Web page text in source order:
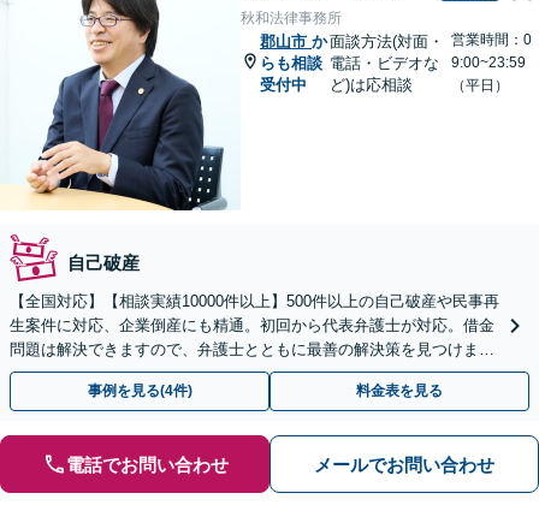
秋和法律事務所
郡山市 か
らも相談
受付中
面談方法(対面・
電話・ビデオな
ど)は応相談
営業時間：0
9:00~23:59
（平日）
自己破産
【全国対応】【相談実績10000件以上】500件以上の自己破産や民事再
生案件に対応、企業倒産にも精通。初回から代表弁護士が対応。借金
問題は解決できますので、弁護士とともに最善の解決策を見つけまし
ょう【初回相談無料】【法テラス利用可】
事例を見る(4件) 料金表を見る
電話でお問い合わせ メールでお問い合わせ